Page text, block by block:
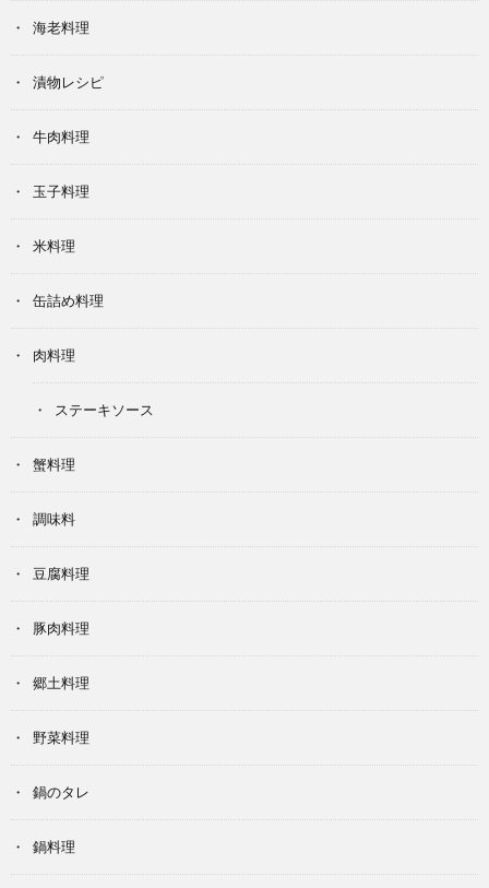
海老料理
漬物レシピ
牛肉料理
玉子料理
米料理
缶詰め料理
肉料理
ステーキソース
蟹料理
調味料
豆腐料理
豚肉料理
郷土料理
野菜料理
鍋のタレ
鍋料理